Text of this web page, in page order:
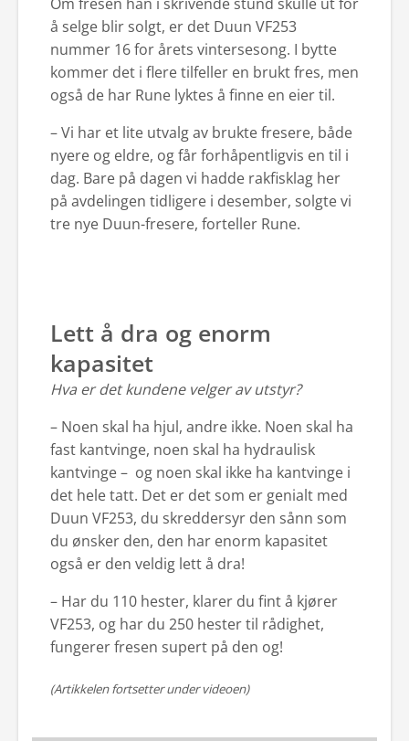
å selge blir solgt, er det Duun VF253
nummer 16 for årets vintersesong. I bytte
kommer det i flere tilfeller en brukt fres, men
også de har Rune lyktes å finne en eier til.
– Vi har et lite utvalg av brukte fresere, både
nyere og eldre, og får forhåpentligvis en til i
dag. Bare på dagen vi hadde rakfisklag her
på avdelingen tidligere i desember, solgte vi
tre nye Duun-fresere, forteller Rune.
Lett å dra og enorm
kapasitet
Hva er det kundene velger av utstyr?
– Noen skal ha hjul, andre ikke. Noen skal ha
fast kantvinge, noen skal ha hydraulisk
kantvinge – og noen skal ikke ha kantvinge i
det hele tatt. Det er det som er genialt med
Duun VF253, du skreddersyr den sånn som
du ønsker den, den har enorm kapasitet
også er den veldig lett å dra!
– Har du 110 hester, klarer du fint å kjører
VF253, og har du 250 hester til rådighet,
fungerer fresen supert på den og!
(Artikkelen fortsetter under videoen)